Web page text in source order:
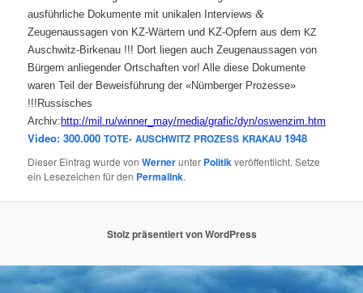
ausführliche Dokumente mit unikalen Interviews&
Zeugenaussagen von KZ-Wärtern und KZ-Opfern aus dem KZ
Auschwitz-Birkenau !!! Dort liegen auch Zeugenaussagen von
Bürgern anliegender Ortschaften vor! Alle diese Dokumente
waren Teil der Beweisführung der «Nürnberger Prozesse»
!!!Russisches
Archiv: http://mil.ru/winner_may/media/grafic/dyn/oswenzim.htm
Video: 300.000TOTE- AUSCHWITZ PROZESS KRAKAU 1948
Dieser Eintrag wurde vonWernerunter Politikveröffentlicht. Setze
ein Lesezeichen für den Permalink.
Stolz präsentiert von WordPress